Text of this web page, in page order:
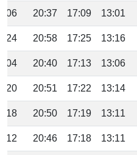
13:01
17:09
20:37
13:16
17:25
20:58
13:06
17:13
20:40
13:14
17:22
20:51
13:11
17:19
20:50
13:11
17:18
20:46